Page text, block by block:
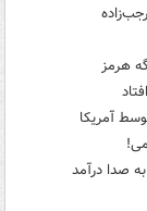
هرمز
آمریکا
صدا درآمد